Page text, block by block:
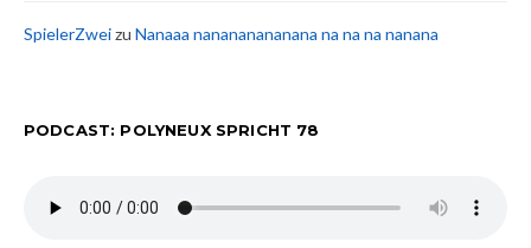
SpielerZweizu Nanaaa nanananananana na na na nanana
PODCAST: POLYNEUX SPRICHT 78